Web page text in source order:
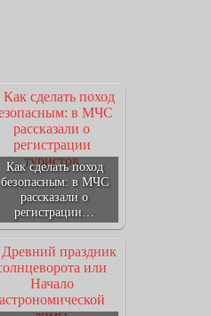
Как сделать поход
безопасным: в МЧС
рассказали о
регистрации…